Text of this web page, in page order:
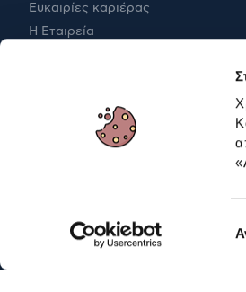
Ευκαιρίες καριέρας
Η Εταιρεία
ΓΙΑ ΕΠΑΓΓΕΛΜΑΤΙΕΣ